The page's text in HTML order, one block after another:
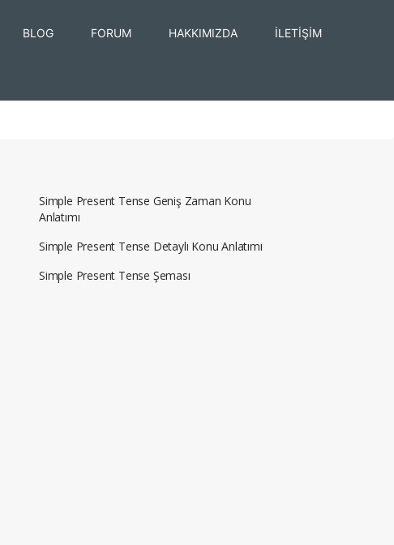
BLOG FORUM HAKKIMIZDA İLETİŞİM
Simple Present Tense Geniş Zaman Konu
Anlatımı
Simple Present Tense Detaylı Konu Anlatımı
Simple Present Tense Şeması